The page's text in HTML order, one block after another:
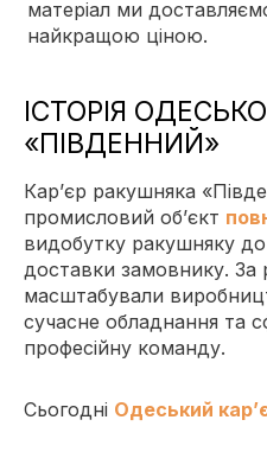
матеріал ми
найкращою ціною.
ІСТОРІЯ
«ПІВДЕННИЙ»
Кар’єр ракушняка
промисловий об’єкт
видобутку ракушняку
доставки замовнику. За
масштабували
сучасне обладнання та
професійну команду.
Сьогодні Одеський